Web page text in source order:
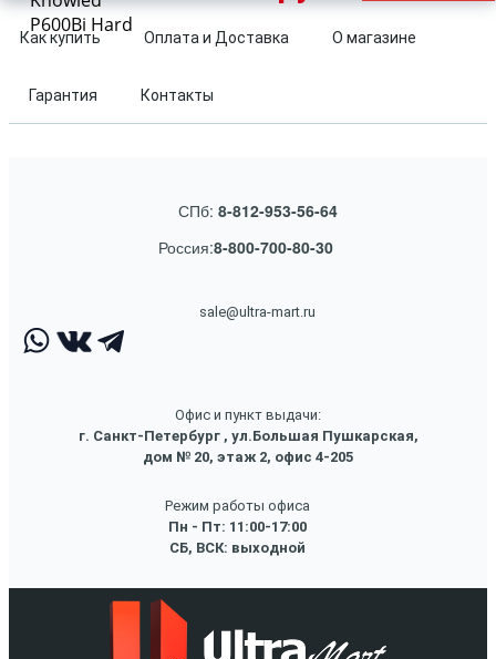
Как купить Оплата и Доставка О магазине
Гарантия Контакты
СПб: 8-812-953-56-64
Россия:8-800-700-80-30
sale@ultra-mart.ru
Офис и пункт выдачи:
г. Санкт-Петербург , ул.Большая Пушкарская,
дом № 20, этаж 2, офис 4-205
Режим работы офиса
Пн - Пт: 11:00-17:00
СБ, ВСК: выходной
P600Bi Hard